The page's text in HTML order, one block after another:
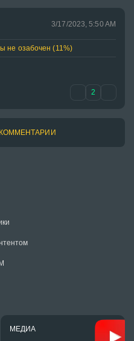
МЕДИА
3/17/2023, 5:50 AM
не озабочен (11%)
2